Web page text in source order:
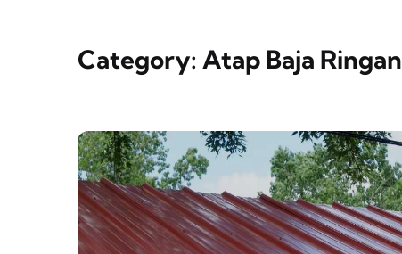
Category: Atap Baja Ringan